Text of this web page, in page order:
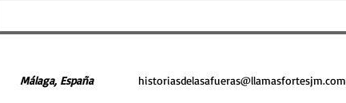
IA
Málaga, España historiasdelasafueras@llamasfortesjm.com